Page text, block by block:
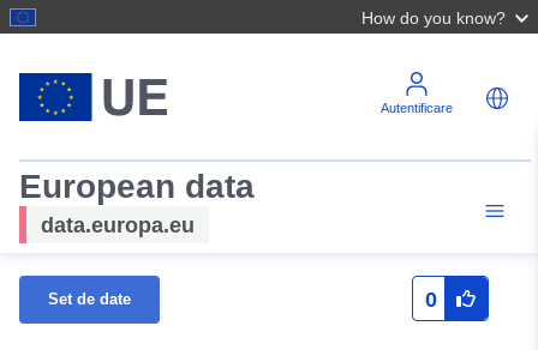
How do you know?
Autentificare
European data
data.europa.eu
Set de date 0